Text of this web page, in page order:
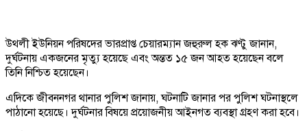
উথলী ইউনিয়ন পরিষদের ভারপ্রাপ্ত চেয়ারম্যান জহুরুল হক ঝণ্টু জানান,
দুর্ঘটনায় একজনের মৃত্যু হয়েছে এবং অন্তত ১৫ জন আহত হয়েছেন বলে
তিনি নিশ্চিত হয়েছেন।
এদিকে জীবননগর থানার পুলিশ জানায়, ঘটনাটি জানার পর পুলিশ ঘটনাস্থলে
পাঠানো হয়েছে। দুর্ঘটনার বিষয়ে প্রয়োজনীয় আইনগত ব্যবস্থা গ্রহণ করা হবে।